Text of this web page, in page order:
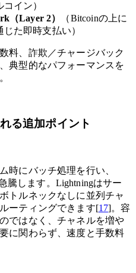
イン）
（Layer 2）
（Bitcoinの上に
た即時支払い）
料、詐欺／チャージバック
典型的なパフォーマンスを
る追加ポイント
時にバッチ処理を行い、
騰します。Lightningはサー
トルネックなしに並列チャ
ーティングできます[17]。容
ではなく、チャネルを増や
に関わらず、速度と手数料